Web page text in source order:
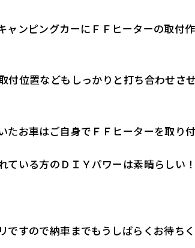
ャンピングカーにＦＦヒーターの取付
付位置などもしっかりと打ち合わせさ
たお車はご自身でＦＦヒーターを取り
ている方のＤＩＹパワーは素晴らしい！
ですので納車までもうしばらくお待ち